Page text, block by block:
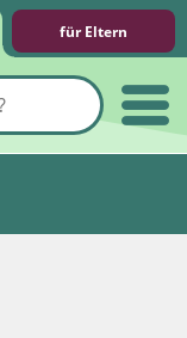
für Eltern